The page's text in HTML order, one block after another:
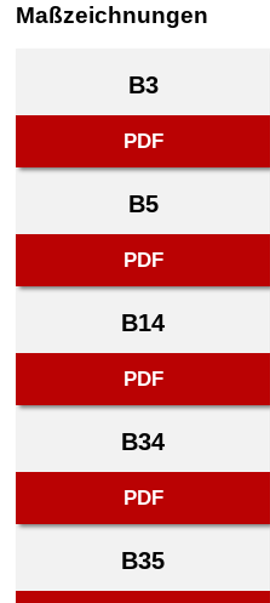
Maßzeichnungen
B3
PDF
B5
PDF
B14
PDF
B34
PDF
B35